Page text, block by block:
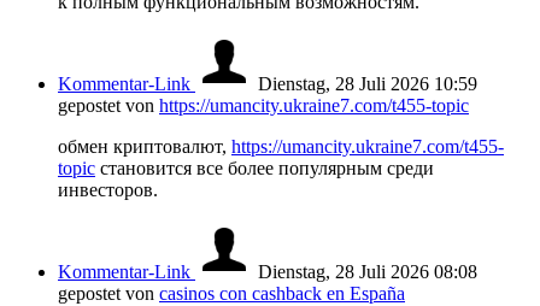
Kommentar-Link
Dienstag, 28 Juli 2026 10:59
gepostet von https://umancity.ukraine7.com/t455-topic
обмен криптовалют, https://umancity.ukraine7.com/t455-
topic становится все более популярным среди
инвесторов.
Kommentar-Link
Dienstag, 28 Juli 2026 08:08
gepostet von casinos con cashback en España